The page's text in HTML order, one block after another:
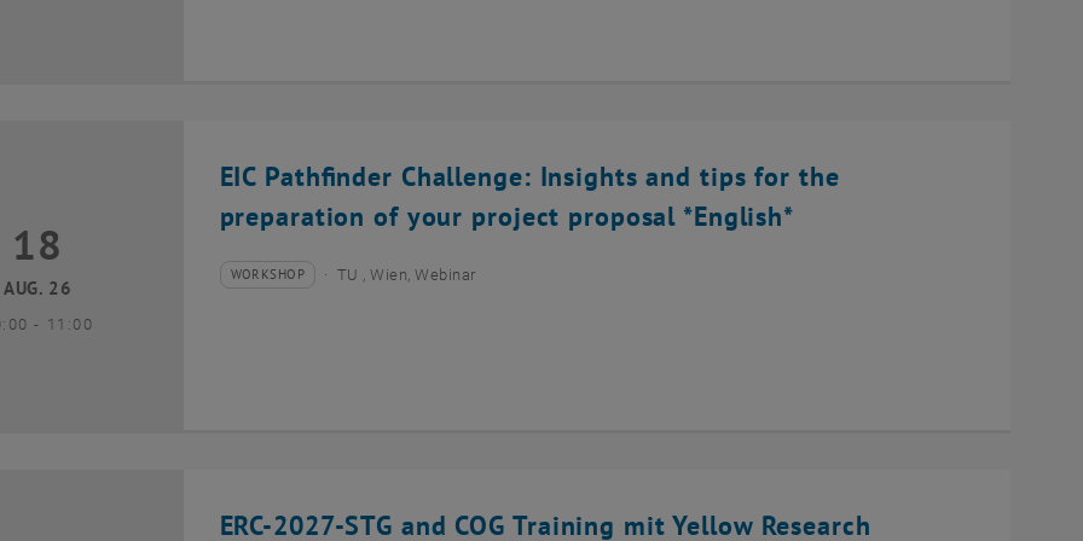
EIC Pathfinder Challenge: Insights and tips for the
preparation of your project proposal *English*
August 2026
18
AUG. 26
- bis
11:00
Veranstaltungstyp:
WORKSHOP
Veranstaltungsort:TU , Wien, Webinar
ERC-2027-STG and COG Training mit Yellow Research